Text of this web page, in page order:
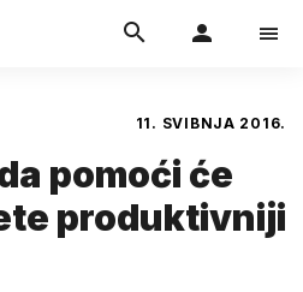
11. SVIBNJA 2016.
pomoći će
produktivniji